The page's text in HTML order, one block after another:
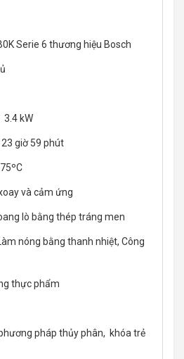
Serie 6 thương hiệu Bosch
3.4 kW
23 giờ 59 phút
và cảm ứng
lò bằng thép tráng men
nóng bằng thanh nhiệt, Công
thực phẩm
pháp thủy phân, khóa trẻ